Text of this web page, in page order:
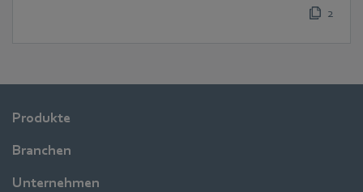
2
Produkte
Branchen
Unternehmen